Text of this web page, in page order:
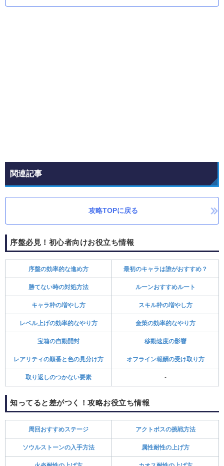
関連記事
攻略TOPに戻る
序盤必見！初心者向けお役立ち情報
序盤の効率的な進め方 最初のキャラは誰がおすすめ？
勝てない時の対処方法 ルーンおすすめルート
キャラ枠の増やし方 スキル枠の増やし方
レベル上げの効率的なやり方 金策の効率的なやり方
宝箱の自動開封 移動速度の影響
レアリティの順番と色の見分け方 オフライン報酬の受け取り方
取り返しのつかない要素 -
知ってると差がつく！攻略お役立ち情報
周回おすすめステージ アクトボスの挑戦方法
ソウルストーンの入手方法 属性耐性の上げ方